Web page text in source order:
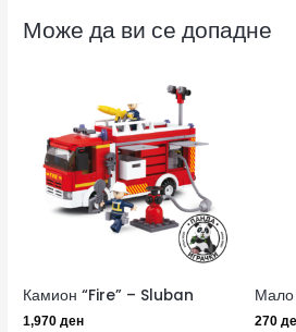
Може да ви се допадне
Камион “Fire” – Sluban
1,970ден
Мало
270